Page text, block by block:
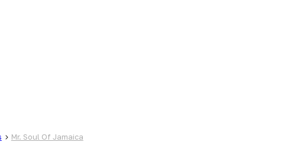
Mr. Soul Of Jamaica